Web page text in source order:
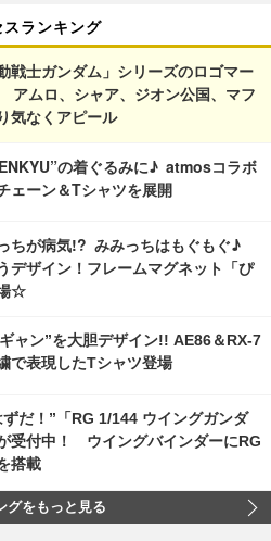
スランキング
戦士ガンダム」シリーズのロゴマー
アムロ、シャア、ジオン公国、マフ
気なくアピール
の着ぐるみに♪ atmosコラボ
ェーン＆Tシャツを展開
ちが病気!? みみっちはもぐもぐ♪
デザイン！フレームマグネット「ぴ
☆
ギャン”を大胆デザイン!! AE86＆RX-7
で表現したTシャツ登場
だ！”「RG 1/144 ウイングガンダ
受付中！ ウイングバインダーにRG
搭載
グをもっと見る